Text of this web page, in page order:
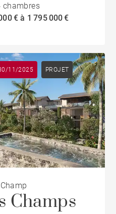
chambres
€ à 1 795 000 €
11/2025 PROJET
Champs